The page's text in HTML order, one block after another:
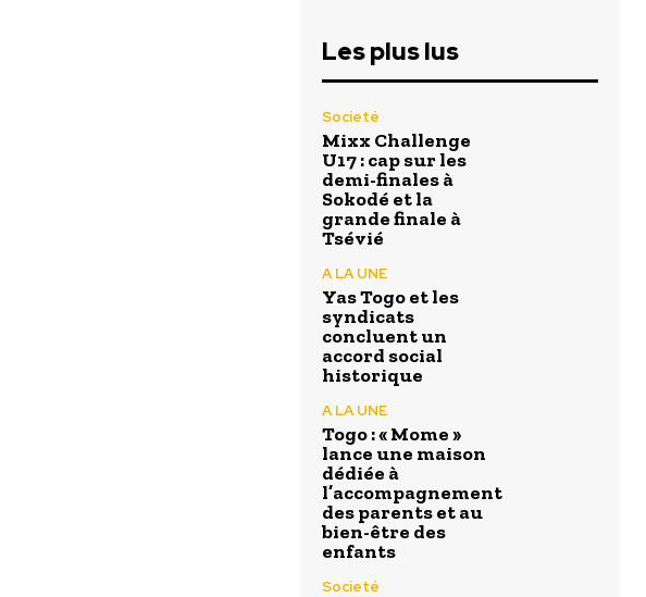
Les plus lus
Societé
Mixx Challenge
U17 : cap sur les
demi-finales à
Sokodé et la
grande finale à
Tsévié
A LA UNE
Yas Togo et les
syndicats
concluent un
accord social
historique
A LA UNE
Togo : « Mome »
lance une maison
dédiée à
l’accompagnement
des parents et au
bien-être des
enfants
Societé